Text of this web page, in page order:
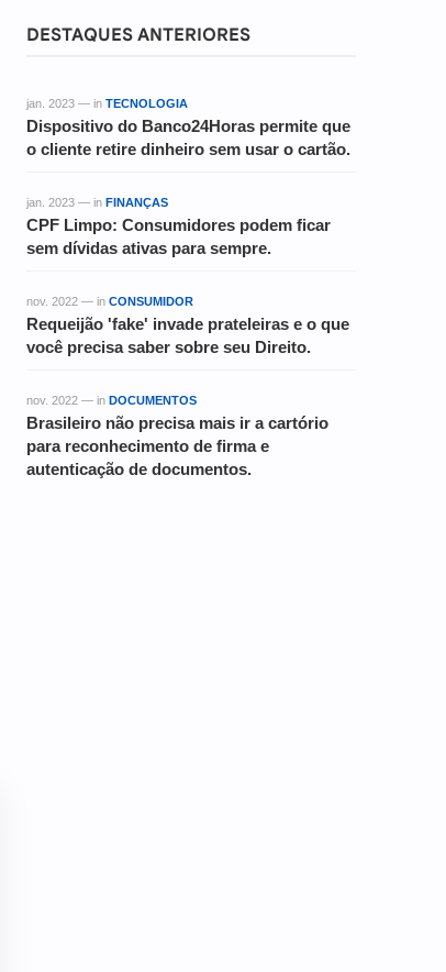
DESTAQUES ANTERIORES
jan. 2023 — in TECNOLOGIA
Dispositivo do Banco24Horas permite que
o cliente retire dinheiro sem usar o cartão.
jan. 2023 — in FINANÇAS
CPF Limpo: Consumidores podem ficar
sem dívidas ativas para sempre.
nov. 2022 — in CONSUMIDOR
Requeijão 'fake' invade prateleiras e o que
você precisa saber sobre seu Direito.
nov. 2022 — in DOCUMENTOS
Brasileiro não precisa mais ir a cartório
para reconhecimento de firma e
autenticação de documentos.